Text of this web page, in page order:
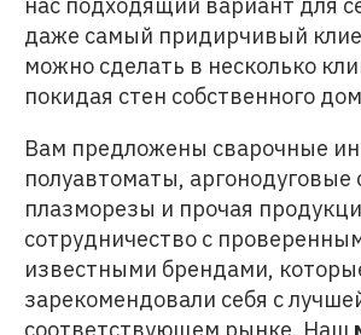
даже самый придирчивый
можно сделать в несколько
покидая стен собственного
Вам предложены сварочные
полуавтоматы, аргонодуговые
плазморезы и прочая
сотрудничество с
известными брендами,
зарекомендовали себя с